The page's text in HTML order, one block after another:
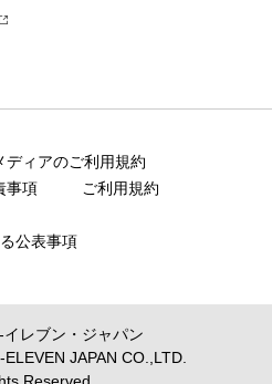
ディアのご利用規約
事項
ご利用規約
公表事項
イレブン・ジャパン
JAPAN CO.,LTD.